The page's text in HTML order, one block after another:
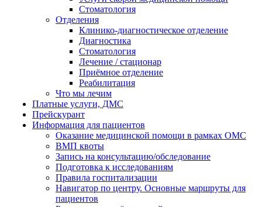
Стоматология
Отделения
Клинико-диагностическое отделение
Диагностика
Стоматология
Лечение / стационар
Приёмное отделение
Реабилитация
Что мы лечим
Платные услуги, ДМС
Прейскурант
Информация для пациентов
Оказание медицинской помощи в рамках ОМС
ВМП квоты
Запись на консультацию/обследование
Подготовка к исследованиям
Правила госпитализации
Навигатор по центру. Основные маршруты для
пациентов